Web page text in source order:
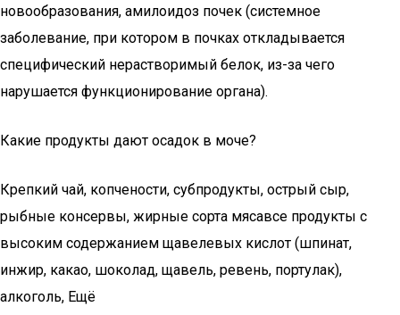
новообразования, амилоидоз почек (системное
заболевание, при котором в почках откладывается
специфический нерастворимый белок, из-за чего
нарушается функционирование органа).
Какие продукты дают осадок в моче?
Крепкий чай, копчености, субпродукты, острый сыр,
рыбные консервы, жирные сорта мясавсе продукты с
высоким содержанием щавелевых кислот (шпинат,
инжир, какао, шоколад, щавель, ревень, портулак),
алкоголь, Ещё